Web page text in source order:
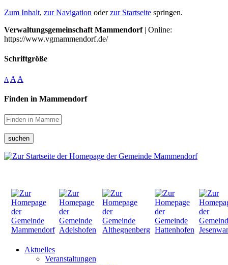
Zum Inhalt, zur Navigation oderzur Startseite springen.
Verwaltungsgemeinschaft Mammendorf| Online:
https://www.vgmammendorf.de/
Schriftgröße
A A A
Finden in Mammendorf
suchen
Aktuelles
Veranstaltungen